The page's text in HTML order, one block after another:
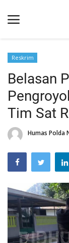
Beranda
Binkam
Terms &
Reskrim
Lantas
Polisi Kita
Mitra Polisi
Giat Ops
Link Polda NTT
Reskrim
Belasan
Tim Sat
Humas Polda